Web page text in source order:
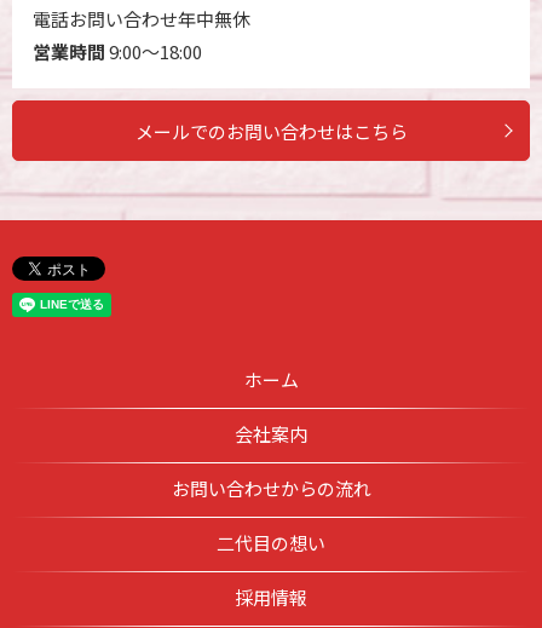
電話お問い合わせ年中無休
営業時間9:00～18:00
メールでのお問い合わせはこちら
ホーム
会社案内
お問い合わせからの流れ
二代目の想い
採用情報